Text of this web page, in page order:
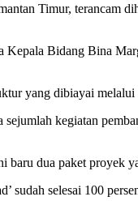
Timur, terancam
Bidang Bina
yang dibiayai melalui
kegiatan
baru dua paket proyek
sudah selesai 100